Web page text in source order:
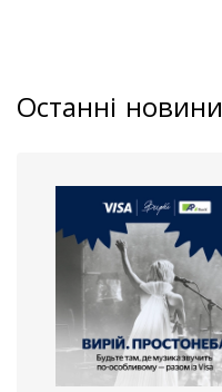
Останні новини